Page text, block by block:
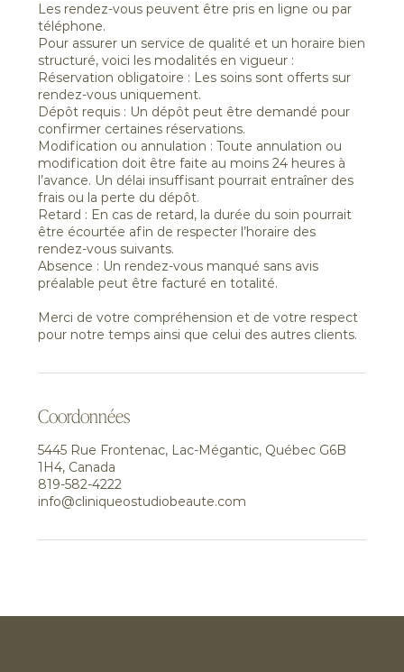
Les rendez-vous peuvent être pris en ligne ou par
téléphone.
Pour assurer un service de qualité et un horaire bien
structuré, voici les modalités en vigueur :
Réservation obligatoire : Les soins sont offerts sur
rendez-vous uniquement.
Dépôt requis : Un dépôt peut être demandé pour
confirmer certaines réservations.
Modification ou annulation : Toute annulation ou
modification doit être faite au moins 24 heures à
l’avance. Un délai insuffisant pourrait entraîner des
frais ou la perte du dépôt.
Retard : En cas de retard, la durée du soin pourrait
être écourtée afin de respecter l’horaire des
rendez-vous suivants.
Absence : Un rendez-vous manqué sans avis
préalable peut être facturé en totalité.
Merci de votre compréhension et de votre respect
pour notre temps ainsi que celui des autres clients.
Coordonnées
5445 Rue Frontenac, Lac-Mégantic, Québec G6B
1H4, Canada
819-582-4222
info@cliniqueostudiobeaute.com